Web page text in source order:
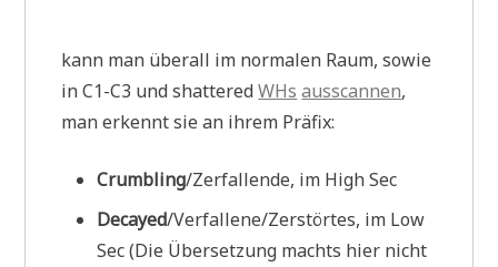
kann man überall im normalen Raum, sowie
in C1-C3 und shatteredWHs ausscannen,
man erkennt sie an ihrem Präfix:
Crumbling/Zerfallende, im High Sec
Decayed/Verfallene/Zerstörtes, im Low
Sec (Die Übersetzung machts hier nicht